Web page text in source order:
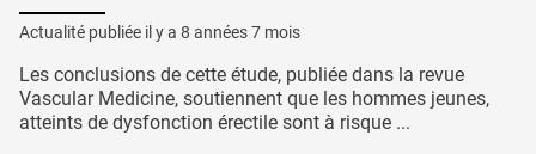
Actualité publiée il y a 8 années 7 mois
Les conclusions de cette étude, publiée dans la revue
Vascular Medicine, soutiennent que les hommes jeunes,
atteints de dysfonction érectile sont à risque ...